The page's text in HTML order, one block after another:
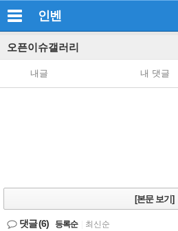
인벤
오픈이슈갤러리
내글 내 댓글
[본문 보기]
댓글(6) 등록순 최신순